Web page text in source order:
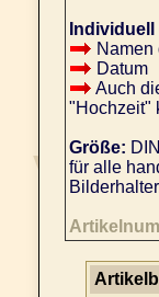
Namen
Datum
Auch
"Hochzeit"
Größe:
für alle